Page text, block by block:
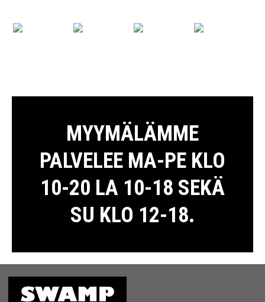
MYYMÄLÄMME
PALVELEE MA-PE KLO
10-20 LA 10-18 SEKÄ
SU KLO 12-18.